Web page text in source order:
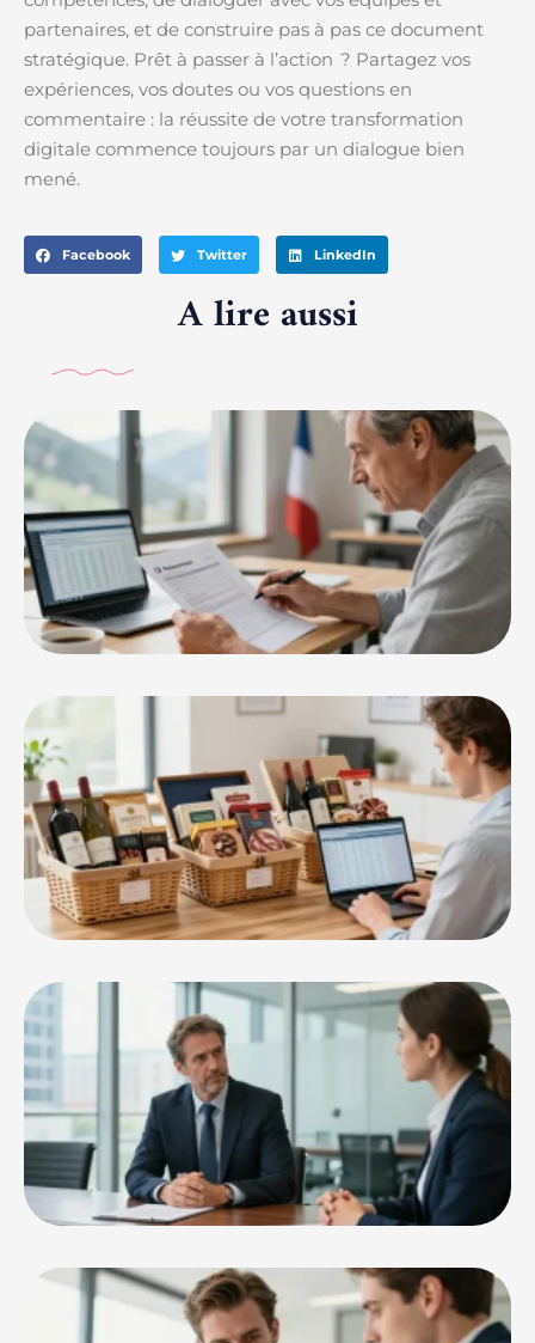
partenaires, et de construire pas à pas ce document
stratégique. Prêt à passer à l’action ? Partagez vos
expériences, vos doutes ou vos questions en
commentaire : la réussite de votre transformation
digitale commence toujours par un dialogue bien
mené.
Facebook Twitter LinkedIn
A lire aussi